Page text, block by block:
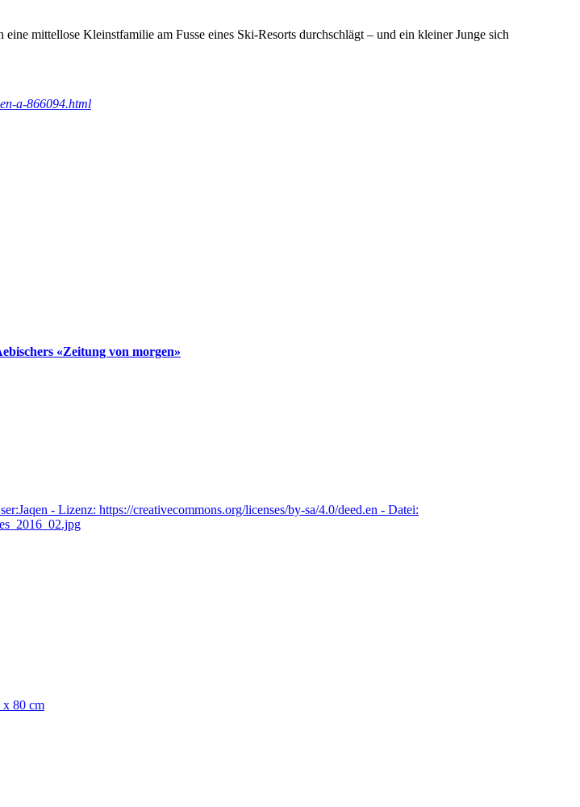
mittellose Kleinstfamilie am Fusse eines Ski-Resorts durchschlägt – und ein kleiner Junge sich
a-866094.html
«Zeitung von morgen»